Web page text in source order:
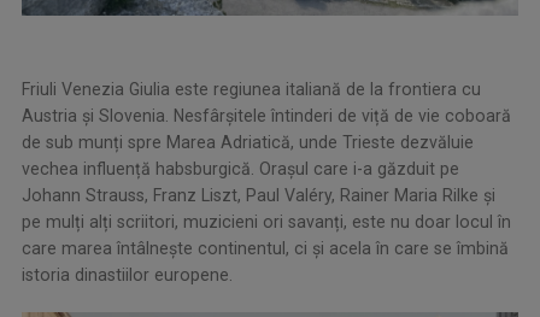
Friuli Venezia Giulia este regiunea italiană de la frontiera cu
Austria și Slovenia. Nesfârșitele întinderi de viță de vie coboară
de sub munți spre Marea Adriatică, unde Trieste dezvăluie
vechea influență habsburgică. Orașul care i-a găzduit pe
Johann Strauss, Franz Liszt, Paul Valéry, Rainer Maria Rilke și
pe mulți alți scriitori, muzicieni ori savanți, este nu doar locul în
care marea întâlnește continentul, ci și acela în care se îmbină
istoria dinastiilor europene.